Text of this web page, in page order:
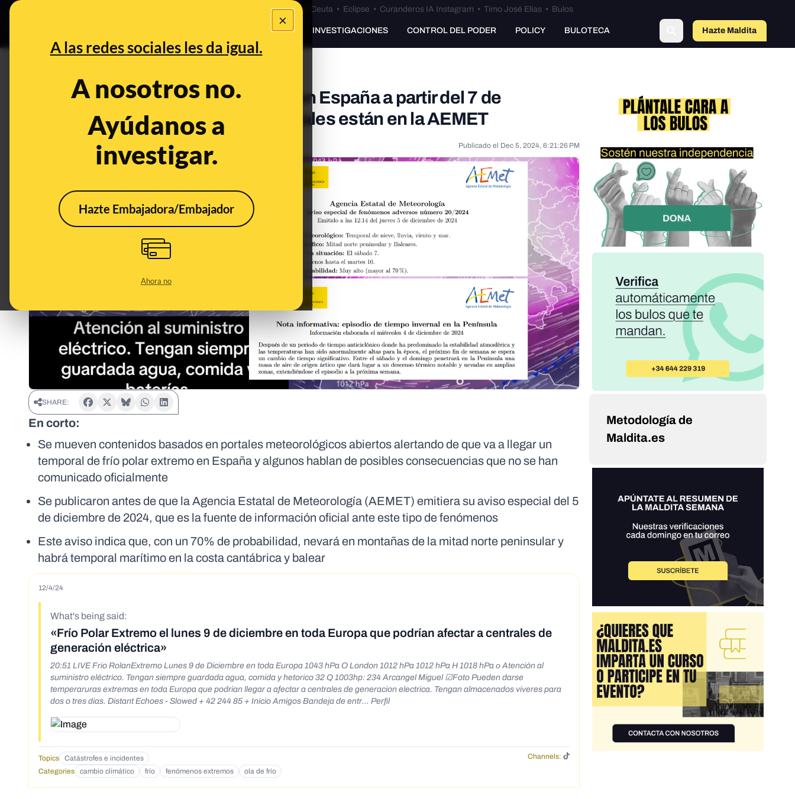
×
A las redes sociales les da igual.
A nosotros no.
Ayúdanos a
investigar.
Hazte Embajadora/Embajador
Ahora no
Especial Ceuta•Bulos Ceuta • Eclipse • Curanderos IA Instagram • Timo José Elías • Bulos
PREBUNKING INVESTIGACIONES CONTROL DEL PODER POLICY BULOTECA Hazte Maldito
Vídeos sobre "frío polar extremo" en España a partir del 7 de
diciembre de 2024: los avisos oficiales están en la AEMET
Publicado el Dec 5, 2024, 6:21:26 PM
SHARE:
En corto:
Se mueven contenidos basados en portales meteorológicos abiertos alertando de que va a llegar un
temporal de frío polar extremo en España y algunos hablan de posibles consecuencias que no se han
comunicado oficialmente
Se publicaron antes de que la Agencia Estatal de Meteorología (AEMET) emitiera su aviso especial del 5
de diciembre de 2024, que es la fuente de información oficial ante este tipo de fenómenos
Este aviso indica que, con un 70% de probabilidad, nevará en montañas de la mitad norte peninsular y
habrá temporal marítimo en la costa cantábrica y balear
12/4/24
What's being said:
«Frío Polar Extremo el lunes 9 de diciembre en toda Europa que podrían afectar a centrales de
generación eléctrica»
20:51 LIVE Frio RolanExtremo Lunes 9 de Diciembre en toda Europa 1043 hPa O London 1012 hPa 1012 hPa H 1018 hPa о Atención al
suministro eléctrico. Tengan siempre guardada agua, comida y hetorico 32 Q 1003hp: 234 Arcangel Miguel ☑Foto Pueden darse
temperaruras extremas en toda Europa que podrian llegar a afectar a centrales de generacion electrica. Tengan almacenados viveres para
dos o tres dias. Distant Echoes - Slowed + 42 244 85 + Inicio Amigos Bandeja de entr... Perfil
Topics Catástrofes e incidentes
Channels:
Categories
cambio climático frío fenómenos extremos ola de frío
Metodología de
Maldita.es